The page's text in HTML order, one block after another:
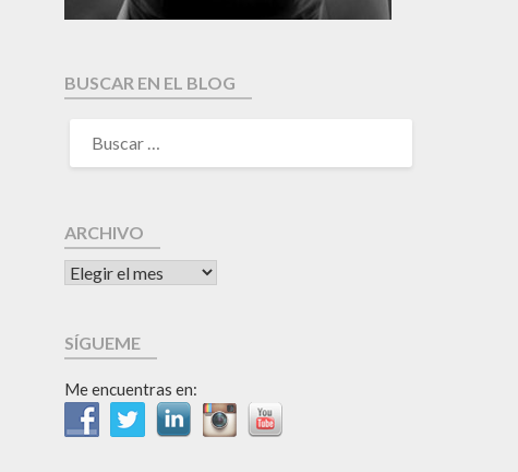
BUSCAR EN EL BLOG
ARCHIVO
SÍGUEME
Me encuentras en: